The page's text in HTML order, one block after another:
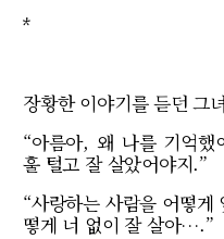
*
장황한 이야기를 듣던 그
“아름아, 왜 나를 기억
훌 털고 잘 살았어야지.”
“사랑하는 사람을 어떻
떻게 너 없이 잘 살아….”